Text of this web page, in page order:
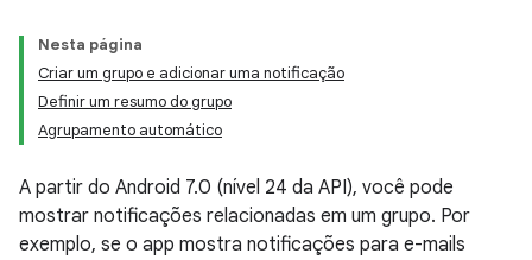
Nesta página
Criar um grupo e adicionar uma notificação
Definir um resumo do grupo
Agrupamento automático
A partir do Android 7.0 (nível 24 da API), você pode
mostrar notificações relacionadas em um grupo. Por
exemplo, se o app mostra notificações para e-mails